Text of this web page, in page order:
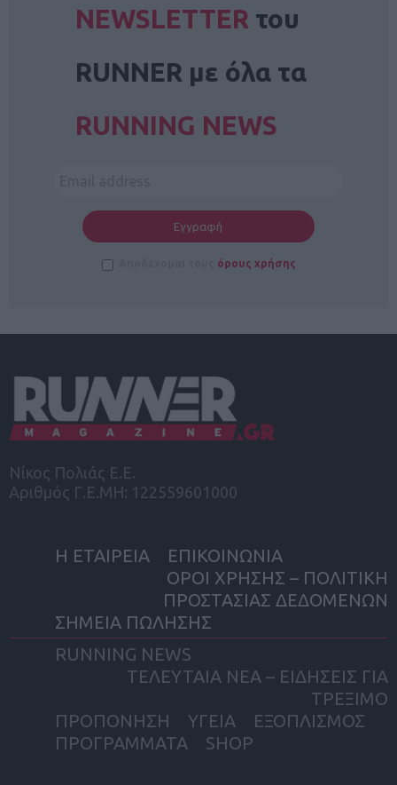
NEWSLETTER του
RUNNER με όλα τα
RUNNING NEWS
όρους χρήσης
Νίκος Πολιάς Ε.Ε.
Αριθμός Γ.Ε.ΜΗ: 122559601000
Η ΕΤΑΙΡΕΙΑ
ΕΠΙΚΟΙΝΩΝΙΑ
ΟΡΟΙ ΧΡΗΣΗΣ – ΠΟΛΙΤΙΚΗ
ΠΡΟΣΤΑΣΙΑΣ ΔΕΔΟΜΕΝΩΝ
ΣΗΜΕΙΑ ΠΩΛΗΣΗΣ
RUNNING NEWS
ΤΕΛΕΥΤΑΙΑ ΝΕΑ – ΕΙΔΗΣΕΙΣ ΓΙΑ
ΤΡΕΞΙΜΟ
ΠΡΟΠΟΝΗΣΗ
ΥΓΕΙΑ
ΕΞΟΠΛΙΣΜΟΣ
ΠΡΟΓΡΑΜΜΑΤΑ
SHOP